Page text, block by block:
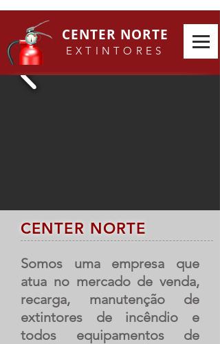
CENTER NORTE
E XTINTORES
CENTER NORTE
Somos uma empresa que
atua no mercado de venda,
recarga, manutenção de
extintores de incêndio e
todos equipamentos de